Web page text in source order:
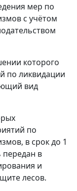
мер по
с учётом
которого
по ликвидации
вид
по
в срок до 1
передан в
и
лесов.